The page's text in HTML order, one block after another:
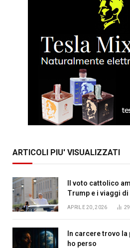
ARTICOLI PIU' VISUALIZZATI
Il voto cattolico
Trump e i viaggi di
APRILE 20, 2026
In carcere trovo
ho perso